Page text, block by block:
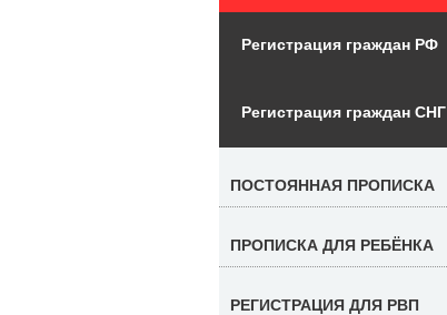
Регистрация граждан РФ
Регистрация граждан СНГ
ПОСТОЯННАЯ ПРОПИСКА
ПРОПИСКА ДЛЯ РЕБЁНКА
РЕГИСТРАЦИЯ ДЛЯ РВП